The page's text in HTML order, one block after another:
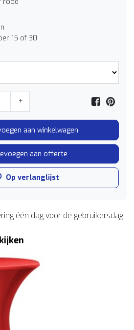
15 of 30
+
aan winkelwagen
aan offerte
Op verlanglijst
één dag voor de gebruikersdag